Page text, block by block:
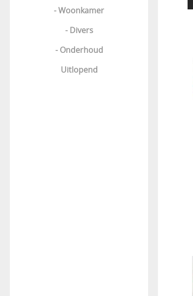
- Woonkamer
- Divers
- Onderhoud
Uitlopend